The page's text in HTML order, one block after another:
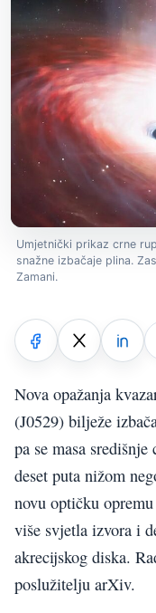
Umjetnički prikaz crne
snažne izbačaje plina.
Zamani.
Nova opažanja
(J0529) bilježe
pa se masa
deset puta nižom
novu optičku
više svjetla izvora i
akrecijskog diska.
poslužitelju arXiv.